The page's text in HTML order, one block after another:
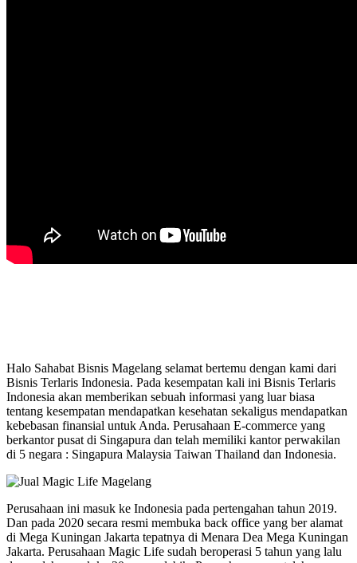
Halo Sahabat Bisnis Magelang selamat bertemu dengan kami dari
Bisnis Terlaris Indonesia. Pada kesempatan kali ini Bisnis Terlaris
Indonesia akan memberikan sebuah informasi yang luar biasa
tentang kesempatan mendapatkan kesehatan sekaligus mendapatkan
kebebasan finansial untuk Anda. Perusahaan E-commerce yang
berkantor pusat di Singapura dan telah memiliki kantor perwakilan
di 5 negara : Singapura Malaysia Taiwan Thailand dan Indonesia.
Perusahaan ini masuk ke Indonesia pada pertengahan tahun 2019.
Dan pada 2020 secara resmi membuka back office yang ber alamat
di Mega Kuningan Jakarta tepatnya di Menara Dea Mega Kuningan
Jakarta. Perusahaan Magic Life sudah beroperasi 5 tahun yang lalu